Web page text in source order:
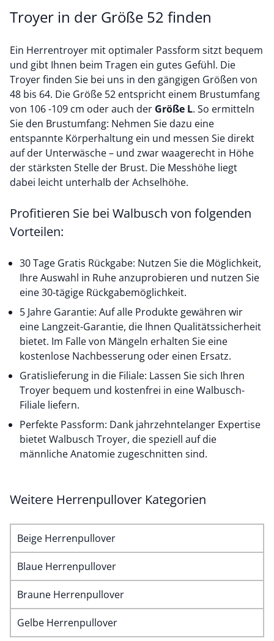
Troyer in der Größe 52 finden
Ein Herrentroyer mit optimaler Passform sitzt bequem
und gibt Ihnen beim Tragen ein gutes Gefühl. Die
Troyer finden Sie bei uns in den gängigen Größen von
48 bis 64. Die Größe 52 entspricht einem Brustumfang
von 106 -109 cm oder auch der Größe L. So ermitteln
Sie den Brustumfang: Nehmen Sie dazu eine
entspannte Körperhaltung ein und messen Sie direkt
auf der Unterwäsche – und zwar waagerecht in Höhe
der stärksten Stelle der Brust. Die Messhöhe liegt
dabei leicht unterhalb der Achselhöhe.
Profitieren Sie bei Walbusch von folgenden
Vorteilen:
30 Tage Gratis Rückgabe: Nutzen Sie die Möglichkeit,
Ihre Auswahl in Ruhe anzuprobieren und nutzen Sie
eine 30-tägige Rückgabemöglichkeit.
5 Jahre Garantie: Auf alle Produkte gewähren wir
eine Langzeit-Garantie, die Ihnen Qualitätssicherheit
bietet. Im Falle von Mängeln erhalten Sie eine
kostenlose Nachbesserung oder einen Ersatz.
Gratislieferung in die Filiale: Lassen Sie sich Ihren
Troyer bequem und kostenfrei in eine Walbusch-
Filiale liefern.
Perfekte Passform: Dank jahrzehntelanger Expertise
bietet Walbusch Troyer, die speziell auf die
männliche Anatomie zugeschnitten sind.
Weitere Herrenpullover Kategorien
Beige Herrenpullover
Blaue Herrenpullover
Braune Herrenpullover
Gelbe Herrenpullover